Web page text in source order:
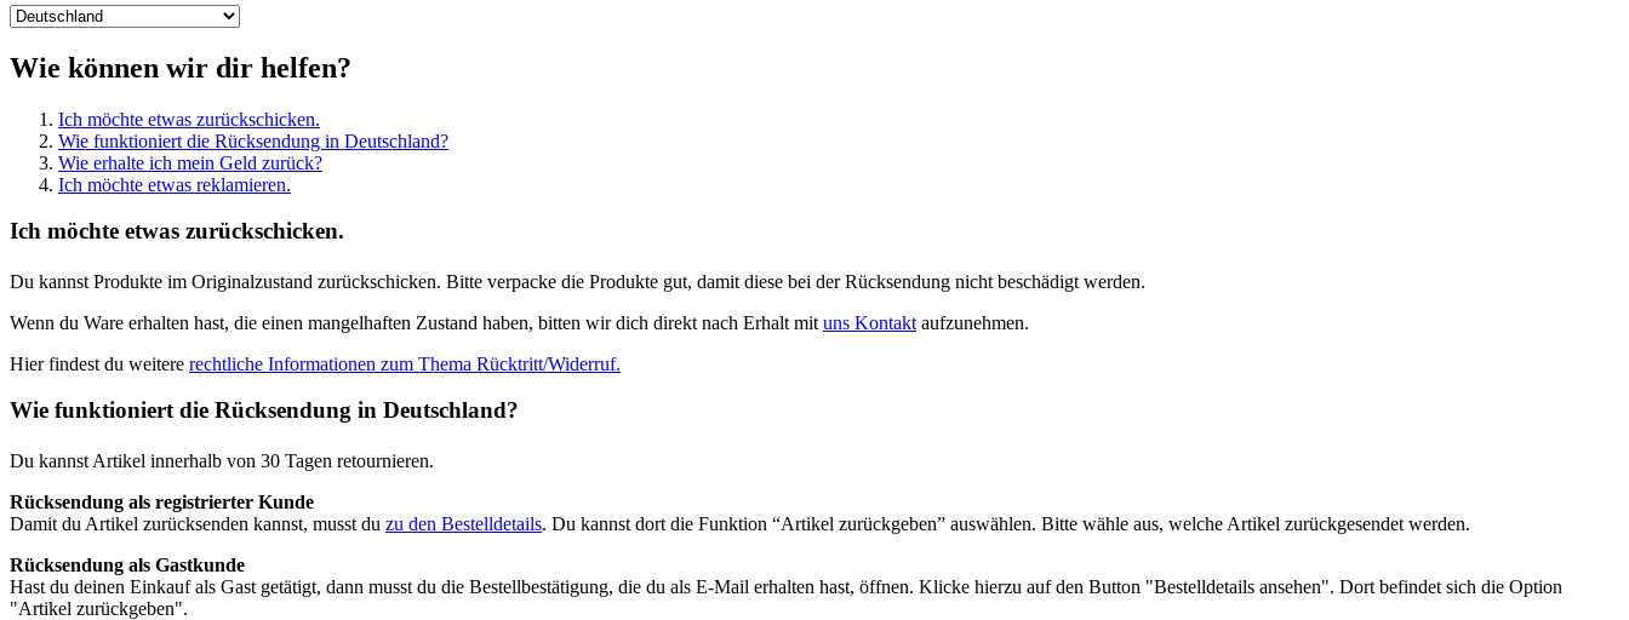
Wie können wir dir helfen?
Ich möchte etwas zurückschicken.
Wie funktioniert die Rücksendung in Deutschland?
Wie erhalte ich mein Geld zurück?
Ich möchte etwas reklamieren.
Ich möchte etwas zurückschicken.
Du kannst Produkte im Originalzustand zurückschicken. Bitte verpacke die Produkte gut, damit diese bei der Rücksendung nicht beschädigt werden.
Wenn du Ware erhalten hast, die einen mangelhaften Zustand haben, bitten wir dich direkt nach Erhalt mit uns Kontakt aufzunehmen.
Hier findest du weitere rechtliche Informationen zum Thema Rücktritt/Widerruf.
Wie funktioniert die Rücksendung in Deutschland?
Du kannst Artikel innerhalb von 30 Tagen retournieren.
Rücksendung als registrierter Kunde
Damit du Artikel zurücksenden kannst, musst du zu den Bestelldetails. Du kannst dort die Funktion “Artikel zurückgeben” auswählen. Bitte wähle aus, welche Artikel zurückgesendet werden.
Rücksendung als Gastkunde
Hast du deinen Einkauf als Gast getätigt, dann musst du die Bestellbestätigung, die du als E-Mail erhalten hast, öffnen. Klicke hierzu auf den Button "Bestelldetails ansehen". Dort befindet sich die Option
"Artikel zurückgeben".